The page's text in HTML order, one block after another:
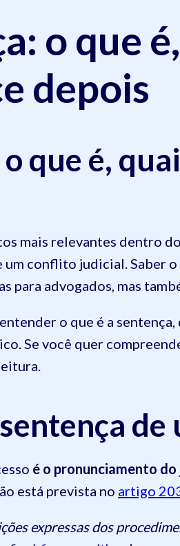
o que
depois
que é,
mais relevantes dentro
conflito judicial. Saber
para advogados, mas
o que é a
Se você quer
de
é o pronunciamento
está prevista no artigo
expressas dos